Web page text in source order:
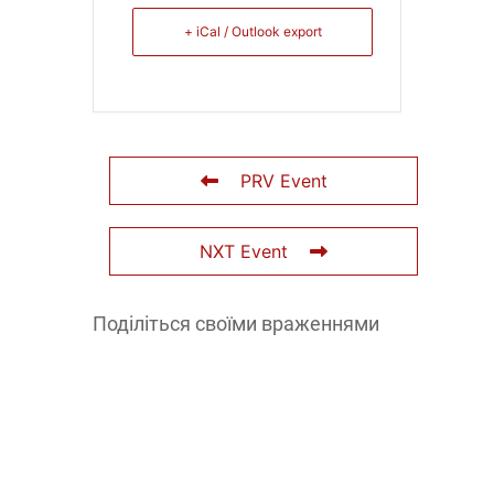
+ iCal / Outlook export
PRV Event
NXT Event
Поділіться своїми враженнями